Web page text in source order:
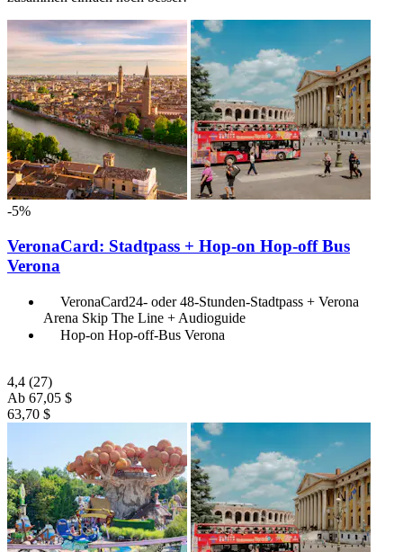
-5%
VeronaCard: Stadtpass + Hop-on Hop-off Bus
Verona
VeronaCard24- oder 48-Stunden-Stadtpass + Verona
Arena Skip The Line + Audioguide
Hop-on Hop-off-Bus Verona
4,4 (27)
Ab 67,05 $
63,70 $